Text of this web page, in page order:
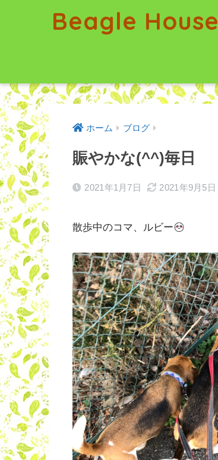
Beagle House
ホーム ブログ
賑やかな(^^)毎日
2021年1月7日 2021年9月5日
散歩中のコマ、ルビー